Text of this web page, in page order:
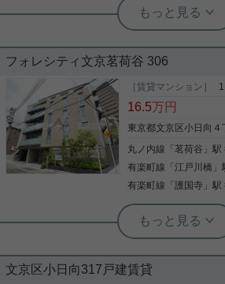
実用春日ホーム 茗荷谷店 堀田枝里
茗荷谷駅最寄り
茗荷谷駅徒歩7分、
期借家契約3年ですが、再契約
洋室には4つ分のクロ
ロックはもちろん、玄
心！ お気軽にお問い合わせくださいませ！ ★お電話
でのご相談もお気軽に
会社 茗荷谷店 TEL：
実用春日ホーム 白山店 山田諒人
スタイリッシュ
えの1ＬＤＫ
フォレシティ文京茗荷谷 306
［賃貸マンション］
16.5万円
東京都文京区小日向４
丸ノ内線 「茗荷谷 」
有楽町線 「江戸川橋
有楽町線 「護国寺 」
実用春日ホーム 茗荷谷店 堀田枝里
24時間ゴミ出し
1DK！
文京区小日向317戸建賃貸